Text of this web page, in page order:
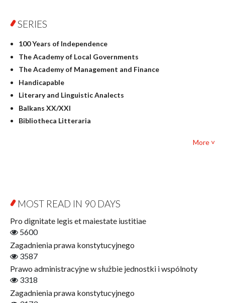
Geography
Linguistics
Judaica
Culture and art
Literary Studies
Mathematics
Pedagogy
Textbooks for foreigners
Open Access
SERIES
100 Years of Independence
The Academy of Local Governments
The Academy of Management and Finance
Handicapable
Literary and Linguistic Analects
Balkans XX/XXI
Bibliotheca Litteraria
Film! Scholars
Finance
Gerontology
Literary Interpretations
Jerzy Giedroyc and Witnesses of History
More ˅
MOST READ IN 90 DAYS
Pro dignitate legis et maiestate iustitiae
5600
Zagadnienia prawa konstytucyjnego
3587
Prawo administracyjne w służbie jednostki i wspólnoty
3318
Zagadnienia prawa konstytucyjnego